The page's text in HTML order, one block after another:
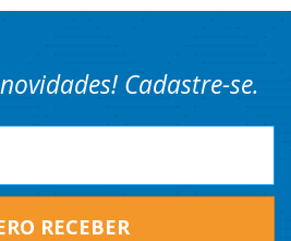
Cadastre-se.
RECEBER